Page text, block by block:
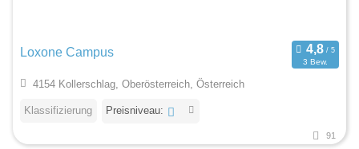
Loxone Campus
3 Bew.
4154 Kollerschlag, Oberösterreich, Österreich
Klassifizierung Preisniveau:
91